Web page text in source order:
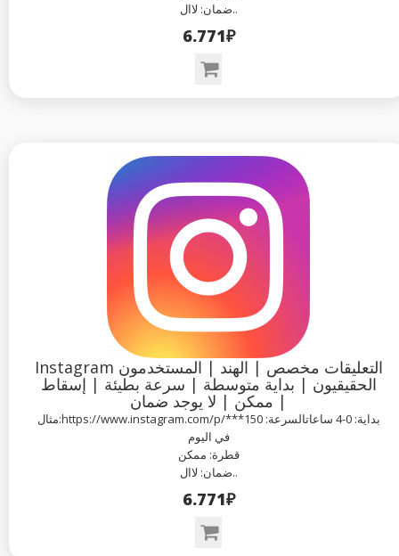
ضمان: لاال..
6.771₽
Instagram التعليقات مخصص | الهند | المستخدمون
الحقيقيون | بداية متوسطة | سرعة بطيئة | إسقاط
ممكن | لا يوجد ضمان |
مثال:https://www.instagram.com/p/***بداية: 0-4 ساعاتالسرعة: 150
في اليوم
قطرة: ممكن
ضمان: لاال..
6.771₽